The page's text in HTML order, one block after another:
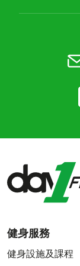
健身服務
健身設施及課程